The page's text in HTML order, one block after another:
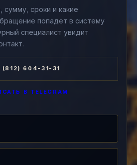
сроки и какие
попадет в систему
специалист увидит
(812) 604-31-31
В TELEGRAM